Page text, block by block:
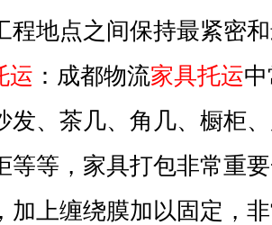
程地点之间保持最紧密
运 ：成都物流家具托运
发、茶几、角几、橱柜
等等，家具打包非常重
加上缠绕膜加以固定，